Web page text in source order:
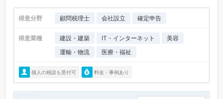
得意分野 顧問税理士 会社設立 確定申告
得意業種 建設・建築 IT・インターネット
美容
運輸・物流
医療・福祉
個人の相談も受付可 料金・事例あり